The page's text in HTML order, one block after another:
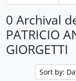
0 Archival
PATRICIO
GIORGETTI
Sort by: